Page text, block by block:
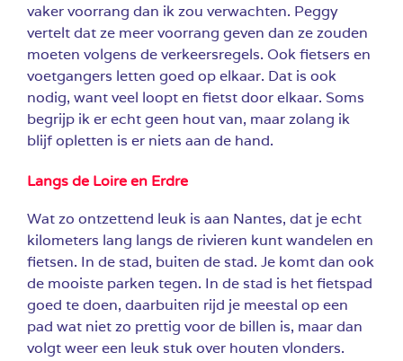
vaker voorrang dan ik zou verwachten. Peggy
vertelt dat ze meer voorrang geven dan ze zouden
moeten volgens de verkeersregels. Ook fietsers en
voetgangers letten goed op elkaar. Dat is ook
nodig, want veel loopt en fietst door elkaar. Soms
begrijp ik er echt geen hout van, maar zolang ik
blijf opletten is er niets aan de hand.
Langs de Loire en Erdre
Wat zo ontzettend leuk is aan Nantes, dat je echt
kilometers lang langs de rivieren kunt wandelen en
fietsen. In de stad, buiten de stad. Je komt dan ook
de mooiste parken tegen. In de stad is het fietspad
goed te doen, daarbuiten rijd je meestal op een
pad wat niet zo prettig voor de billen is, maar dan
volgt weer een leuk stuk over houten vlonders.